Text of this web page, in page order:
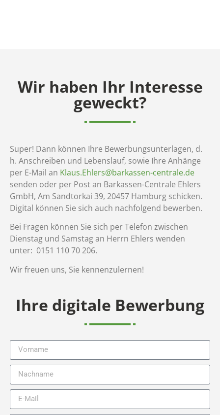
Wir haben Ihr Interesse
geweckt?
Super! Dann können Ihre Bewerbungsunterlagen, d.
h. Anschreiben und Lebenslauf, sowie Ihre Anhänge
per E-Mail an Klaus.Ehlers@barkassen-centrale.de
senden oder per Post an Barkassen-Centrale Ehlers
GmbH, Am Sandtorkai 39, 20457 Hamburg schicken.
Digital können Sie sich auch nachfolgend bewerben.
Bei Fragen können Sie sich per Telefon zwischen
Dienstag und Samstag an Herrn Ehlers wenden
unter: 0151 110 70 206.
Wir freuen uns, Sie kennenzulernen!
Ihre digitale Bewerbung